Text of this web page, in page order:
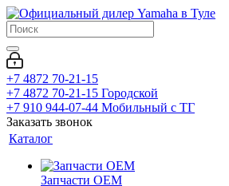
+7 4872 70-21-15
+7 4872 70-21-15 Городской
+7 910 944-07-44 Мобильный с ТГ
Заказать звонок
Каталог
Запчасти OEM